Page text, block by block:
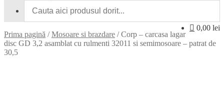
0,00 lei
Prima pagină /Mosoare si brazdare /Corp – carcasa lagar
disc GD 3,2 asamblat cu rulmenti 32011 si semimosoare – patrat de
30,5